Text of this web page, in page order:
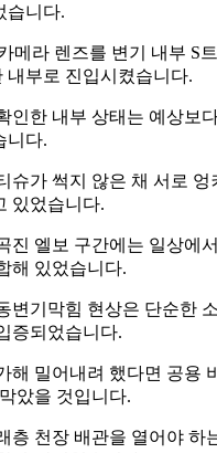
습니다.
메라 렌즈를 변기 내부 S
내부로 진입시켰습니다.
인한 내부 상태는 예상보
니다.
슈가 썩지 않은 채 서로
있었습니다.
진 엘보 구간에는 일상에
해 있었습니다.
변기막힘 현상은 단순한
증되었습니다.
해 밀어내려 했다면 공용
았을 것입니다.
층 천장 배관을 열어야 하